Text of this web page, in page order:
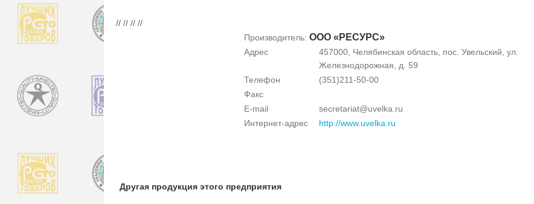
// // // //
Производитель: ООО «РЕСУРС»
Адрес
457000, Челябинская область, пос. Увельский, ул.
Железнодорожная, д. 59
Телефон
(351)211-50-00
Факс
E-mail
secretariat@uvelka.ru
Интернет-адрес
http://www.uvelka.ru
Другая продукция этого предприятия